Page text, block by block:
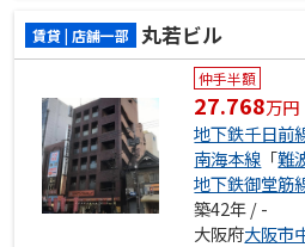
賃貸 | 店舗一部 丸若ビル
仲手半額
27.768万円
地下鉄千日前
南海本線 「難
地下鉄御堂筋
築42年 / -
大阪府大阪市